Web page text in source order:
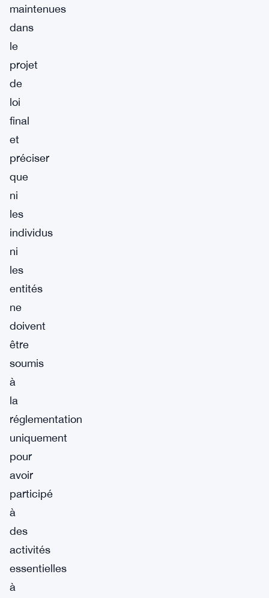
maintenues
dans
le
projet
de
loi
final
et
préciser
que
ni
les
individus
ni
les
entités
ne
doivent
être
soumis
à
la
réglementation
uniquement
pour
avoir
participé
à
des
activités
essentielles
à